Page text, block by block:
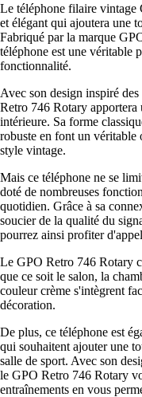
Le téléphone filaire vintage
et élégant qui ajoutera une
Fabriqué par la marque
téléphone est une véritable
fonctionnalité.
Avec son design inspiré
Retro 746 Rotary apportera
intérieure. Sa forme
robuste en font un véritable
style vintage.
Mais ce téléphone ne se
doté de nombreuses
quotidien. Grâce à sa
soucier de la qualité du
pourrez ainsi profiter
Le GPO Retro 746 Rotary
que ce soit le salon, la
couleur crème s'intègrent
décoration.
De plus, ce téléphone est
qui souhaitent ajouter une
salle de sport. Avec son
le GPO Retro 746 Rotary
entraînements en vous